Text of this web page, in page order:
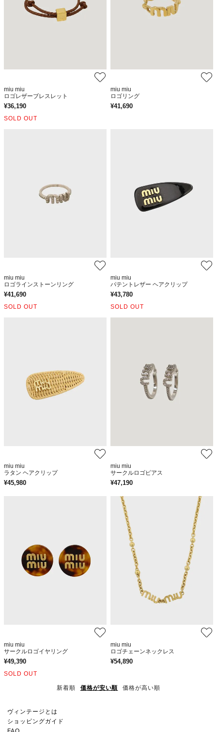
miu miu
ロゴレザーブレスレット
¥36,190
SOLD OUT
miu miu
ロゴリング
¥41,690
miu miu
ロゴラインストーンリング
¥41,690
SOLD OUT
miu miu
パテントレザー ヘアクリップ
¥43,780
SOLD OUT
miu miu
ラタン ヘアクリップ
¥45,980
miu miu
サークルロゴピアス
¥47,190
miu miu
サークルロゴイヤリング
¥49,390
SOLD OUT
miu miu
ロゴチェーンネックレス
¥54,890
新着順 価格が安い順 価格が高い順
ヴィンテージとは
ショッピングガイド